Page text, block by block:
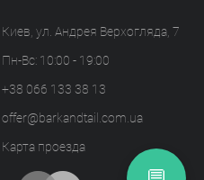
Киев, ул. Андрея Верхогляда, 7
Пн-Вс: 10:00 - 19:00
+38 066 133 38 13
offer@barkandtail.com.ua
Карта проезда